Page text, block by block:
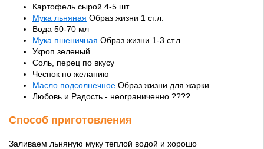
Картофель сырой 4-5 шт.
Мука льняная Образ жизни 1 ст.л.
Вода 50-70 мл
Мука пшеничная Образ жизни 1-3 ст.л.
Укроп зеленый
Соль, перец по вкусу
Чеснок по желанию
Масло подсолнечное Образ жизни для жарки
Любовь и Радость - неограниченно ????
Способ приготовления
Заливаем льняную муку теплой водой и хорошо